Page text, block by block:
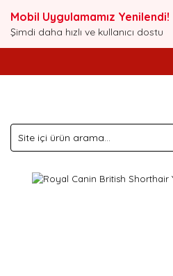
Mobil Uygulamamız Yenilendi!
Şimdi daha hızlı ve kullanıcı dostu